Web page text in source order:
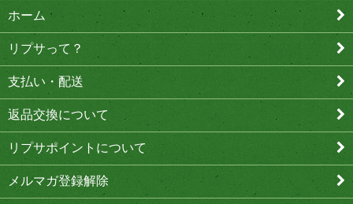
ホーム
リプサって？
支払い・配送
返品交換について
リプサポイントについて
メルマガ登録解除